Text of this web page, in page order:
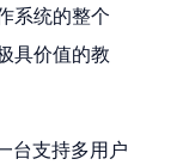
系统的整个
具价值的教
台支持多用户